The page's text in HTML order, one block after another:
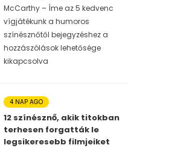
McCarthy – Íme az 5 kedvenc
vígjátékunk a humoros
színésznőtől bejegyzéshez a
hozzászólások lehetősége
kikapcsolva
4 NAP AGO
12 színésznő, akik titokban
terhesen forgatták le
legsikeresebb filmjeiket